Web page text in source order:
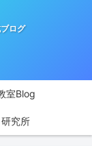
ログ
室Blog
研究所